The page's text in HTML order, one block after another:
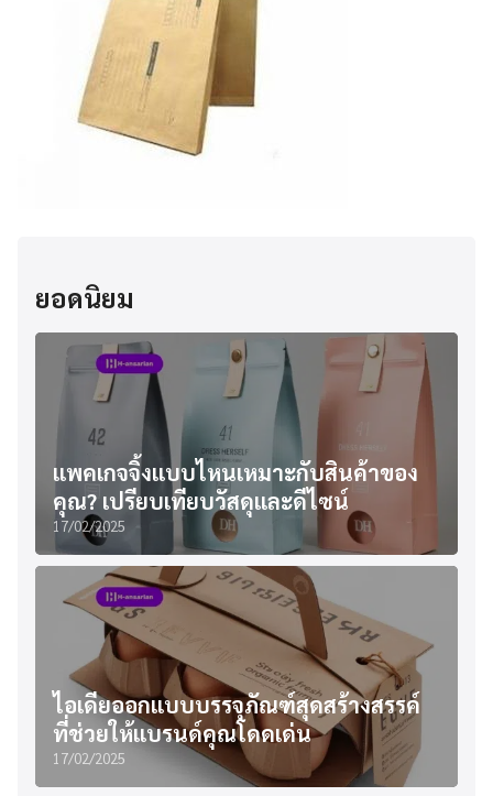
ยอดนิยม
แพคเกจจิ้งแบบไหนเหมาะกับสินค้าของ
คุณ? เปรียบเทียบวัสดุและดีไซน์
17/02/2025
ไอเดียออกแบบบรรจุภัณฑ์สุดสร้างสรรค์
ที่ช่วยให้แบรนด์คุณโดดเด่น
17/02/2025